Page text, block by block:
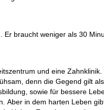
braucht weniger als 30
und eine
denn die Gegend gilt
sowie für bessere
Aber in dem harten Leben